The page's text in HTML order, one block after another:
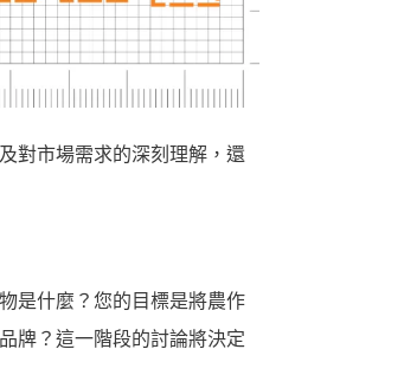
對市場需求的深刻理解，還
是什麼？您的目標是將農作
牌？這一階段的討論將決定